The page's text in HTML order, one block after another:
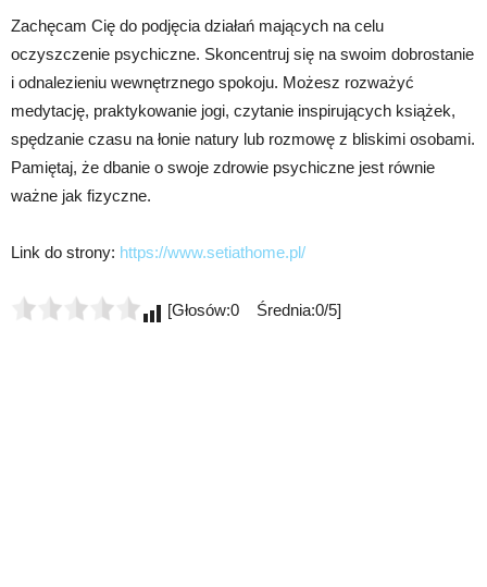
Zachęcam Cię do podjęcia działań mających na celu
oczyszczenie psychiczne. Skoncentruj się na swoim dobrostanie
i odnalezieniu wewnętrznego spokoju. Możesz rozważyć
medytację, praktykowanie jogi, czytanie inspirujących książek,
spędzanie czasu na łonie natury lub rozmowę z bliskimi osobami.
Pamiętaj, że dbanie o swoje zdrowie psychiczne jest równie
ważne jak fizyczne.
Link do strony: https://www.setiathome.pl/
[Głosów:0 Średnia:0/5]